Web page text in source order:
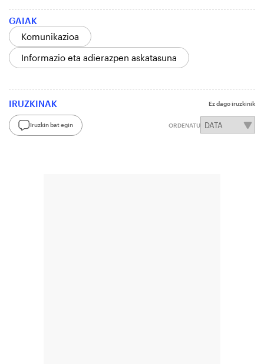
GAIAK
Komunikazioa
Informazio eta adierazpen askatasuna
IRUZKINAK Ez dago iruzkinik
Iruzkin bat egin ORDENATU